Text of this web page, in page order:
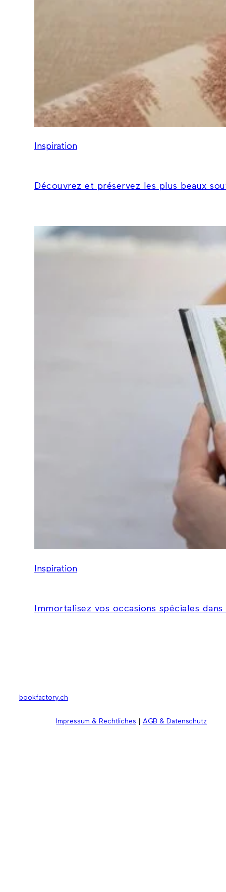
Inspiration
Découvrez et préservez les plus beaux
Inspiration
Immortalisez vos occasions spéciales
bookfactory.ch
Impressum & Rechtliches AGB & Datenschutz